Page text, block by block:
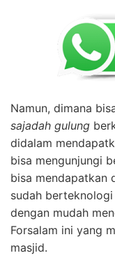
Namun, dimana
sajadah gulung
didalam
bisa mengunjungi
bisa mendapatkan
sudah
dengan mudah
Forsalam ini yang
masjid.